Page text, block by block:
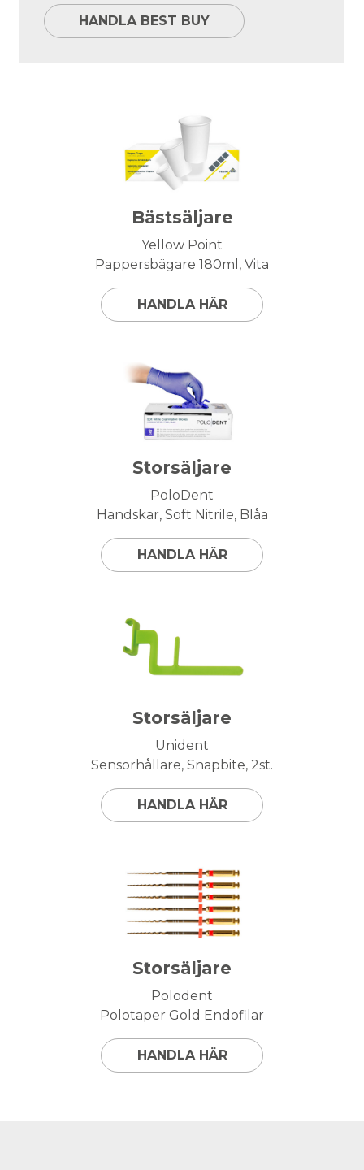
HANDLA BEST BUY
Bästsäljare
Yellow Point
Pappersbägare 180ml, Vita
HANDLA HÄR
Storsäljare
PoloDent
Handskar, Soft Nitrile, Blåa
HANDLA HÄR
Storsäljare
Unident
Sensorhållare, Snapbite, 2st.
HANDLA HÄR
Storsäljare
Polodent
Polotaper Gold Endofilar
HANDLA HÄR